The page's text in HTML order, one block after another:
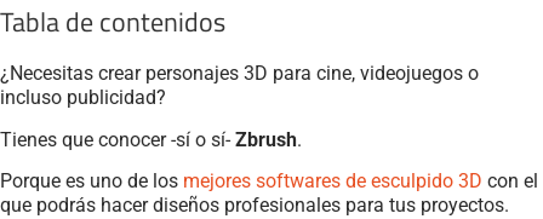
Tabla de contenidos
¿Necesitas crear personajes 3D para cine, videojuegos o
incluso publicidad?
Tienes que conocer -sí o sí-Zbrush.
Porque es uno de los mejores softwares de esculpido 3D con el
que podrás hacer diseños profesionales para tus proyectos.